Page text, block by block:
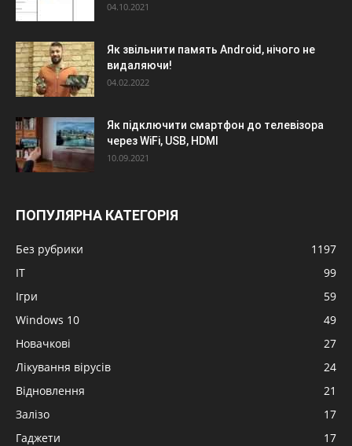
04.10.2021
Як звільнити память Android, нічого не
видаляючи!
04.02.2022
Як підключити смартфон до телевізора
через WiFi, USB, HDMI
10.09.2021
ПОПУЛЯРНА КАТЕГОРІЯ
Без рубрики
1197
IT
99
Ігри
59
Windows 10
49
Новачкові
27
Лікування вірусів
24
Відновлення
21
Залізо
17
Гаджети
17